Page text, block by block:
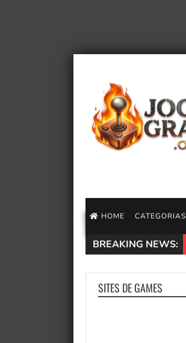
HOME CATEGORIAS
BREAKING NEWS:
SITES DE GAMES